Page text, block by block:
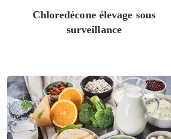
Chloredécone élevage sous
surveillance